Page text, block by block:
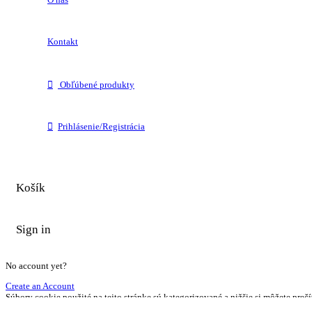
Kontakt
Obľúbené produkty
Prihlásenie/Registrácia
Košík
Sign in
No account yet?
Create an Account
Súbory cookie použité na tejto stránke sú kategorizované a nižšie si môžete